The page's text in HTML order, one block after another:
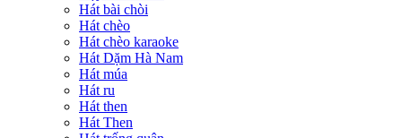
Hát bài chòi
Hát chèo
Hát chèo karaoke
Hát Dặm Hà Nam
Hát múa
Hát ru
Hát then
Hát Then